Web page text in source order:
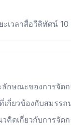
เวลาสื่อวีดิทัศน์ 10
ลักษณะของการจัด
กี่ยวข้องกับสมรรถ
คิดเกี่ยวกับการจัด